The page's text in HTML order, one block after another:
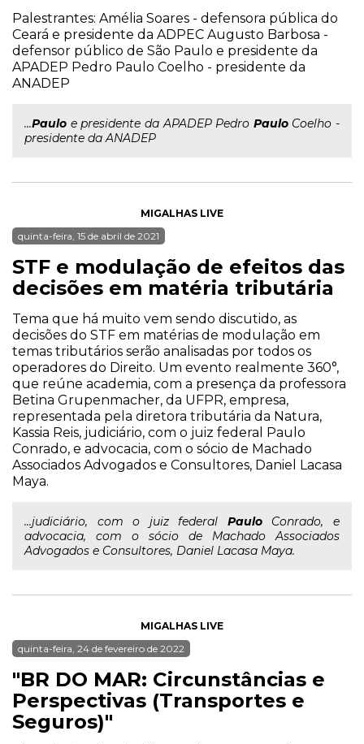
Palestrantes: Amélia Soares - defensora pública do
Ceará e presidente da ADPEC Augusto Barbosa -
defensor público de São Paulo e presidente da
APADEP Pedro Paulo Coelho - presidente da
ANADEP
...Paulo e presidente da APADEP Pedro PauloCoelho -
presidente da ANADEP
MIGALHAS LIVE
quinta-feira, 15 de abril de 2021
STF e modulação de efeitos das
decisões em matéria tributária
Tema que há muito vem sendo discutido, as
decisões do STF em matérias de modulação em
temas tributários serão analisadas por todos os
operadores do Direito. Um evento realmente 360°,
que reúne academia, com a presença da professora
Betina Grupenmacher, da UFPR, empresa,
representada pela diretora tributária da Natura,
Kassia Reis, judiciário, com o juiz federal Paulo
Conrado, e advocacia, com o sócio de Machado
Associados Advogados e Consultores, Daniel Lacasa
Maya.
...judiciário, com o juiz federal PauloConrado, e
advocacia, com o sócio de Machado Associados
Advogados e Consultores, Daniel Lacasa Maya.
MIGALHAS LIVE
quinta-feira, 24 de fevereiro de 2022
"BR DO MAR: Circunstâncias e
Perspectivas (Transportes e
Seguros)"